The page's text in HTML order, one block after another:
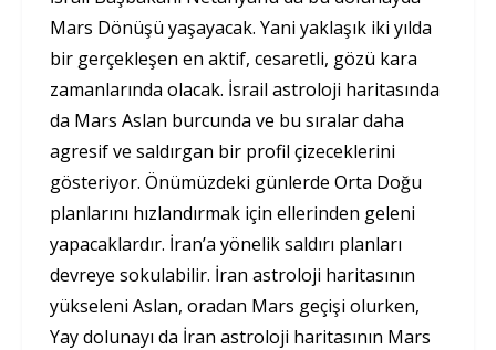
Mars Dönüşü yaşayacak. Yani yaklaşık iki yılda
bir gerçekleşen en aktif, cesaretli, gözü kara
zamanlarında olacak. İsrail astroloji haritasında
da Mars Aslan burcunda ve bu sıralar daha
agresif ve saldırgan bir profil çizeceklerini
gösteriyor. Önümüzdeki günlerde Orta Doğu
planlarını hızlandırmak için ellerinden geleni
yapacaklardır. İran’a yönelik saldırı planları
devreye sokulabilir. İran astroloji haritasının
yükseleni Aslan, oradan Mars geçişi olurken,
Yay dolunayı da İran astroloji haritasının Mars